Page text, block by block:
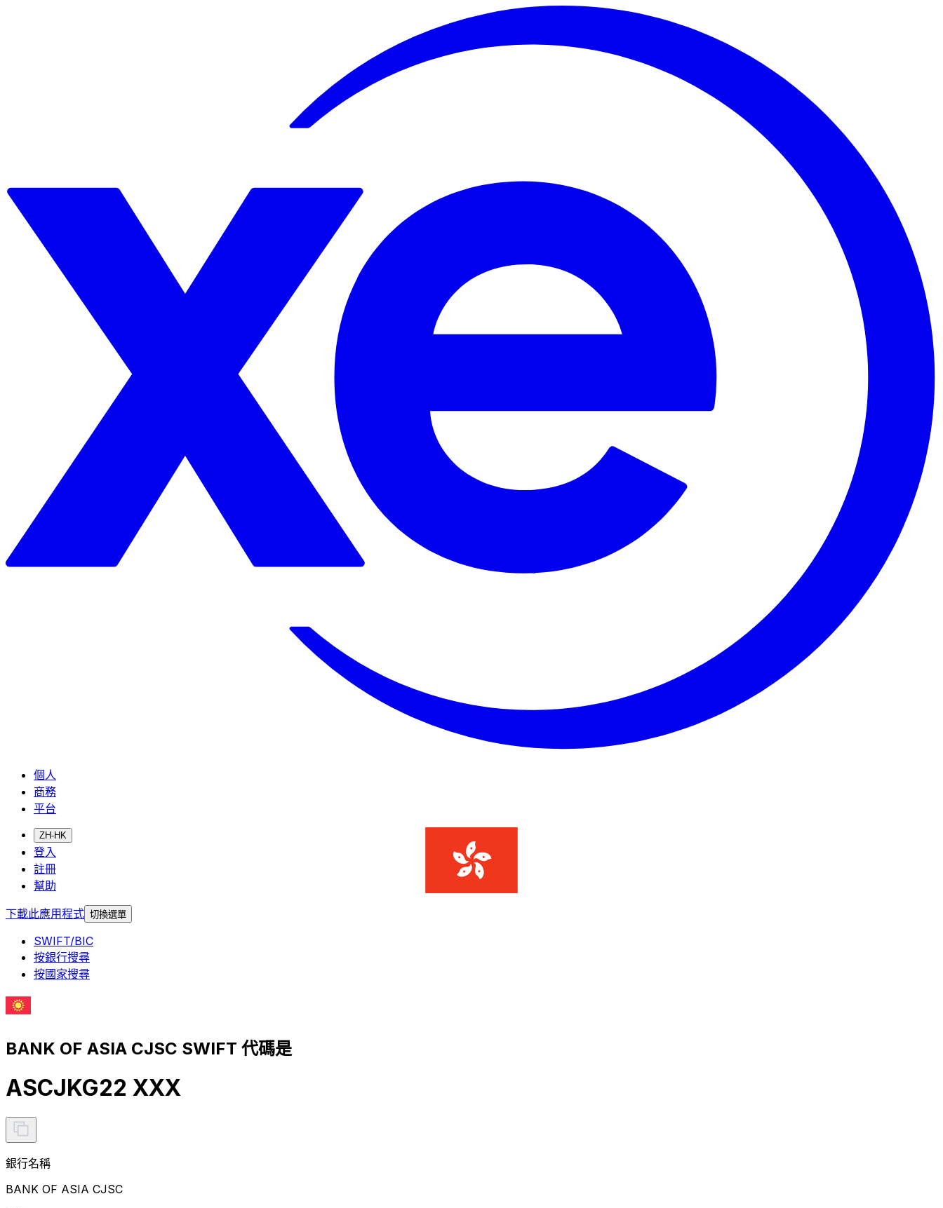
個人
商務
平台
ZH-HK
登入
註冊
幫助
下載此應用程式 切換選單
SWIFT/BIC
按銀行搜尋
按國家搜尋
BANK OF ASIA CJSC SWIFT 代碼是
ASCJKG22 XXX
銀行名稱
BANK OF ASIA CJSC